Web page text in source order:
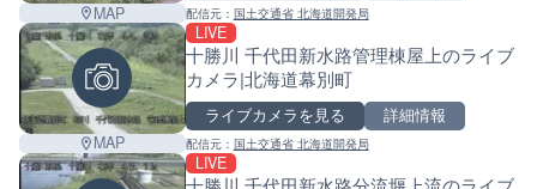
MAP 配信元： 国土交通省 北海道開発局
MAP
LIVE
十勝川 千代田新水路管理棟屋上のライブ
カメラ|北海道幕別町
ライブカメラを見る 詳細情報
配信元： 国土交通省 北海道開発局
LIVE